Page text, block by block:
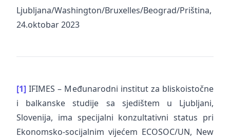
Ljubljana/Washington/Bruxelles/Beograd/Priština,
24.oktobar 2023
[1] IFIMES – Međunarodni institut za bliskoistočne
i balkanske studije sa sjedištem u Ljubljani,
Slovenija, ima specijalni konzultativni status pri
Ekonomsko-socijalnim vijećem ECOSOC/UN, New